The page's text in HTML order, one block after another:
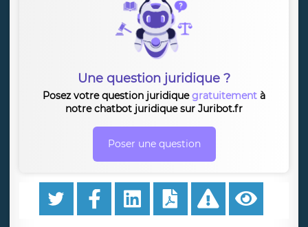
Une question juridique ?
Posez votre question juridiquegratuitement à
notre chatbot juridique sur Juribot.fr
Poser une question